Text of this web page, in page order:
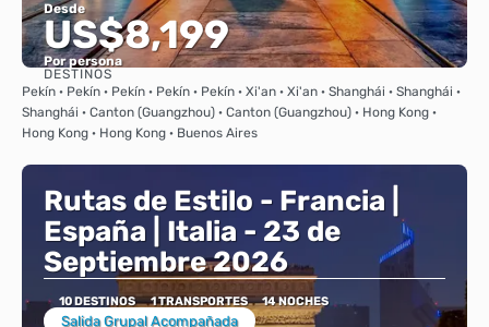
Desde
US$8,199
Por persona
Ver
DESTINOS
Pekín · Pekín · Pekín · Pekín · Pekín · Xi'an · Xi'an · Shanghái · Shanghái ·
Shanghái · Canton (Guangzhou) · Canton (Guangzhou) · Hong Kong ·
Hong Kong · Hong Kong · Buenos Aires
Rutas de Estilo - Francia |
España | Italia - 23 de
Septiembre 2026
10 DESTINOS 1 TRANSPORTES 14 NOCHES
Salida Grupal Acompañada